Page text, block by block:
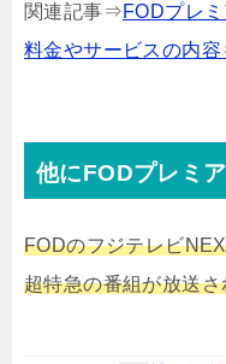
関連記事⇒FODプレ
料金やサービスの内容
他にFODプレミ
FODのフジテレビ
超特急の番組が放送